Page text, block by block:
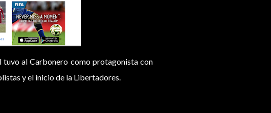
al Carbonero como protagonista con
y el inicio de la Libertadores.